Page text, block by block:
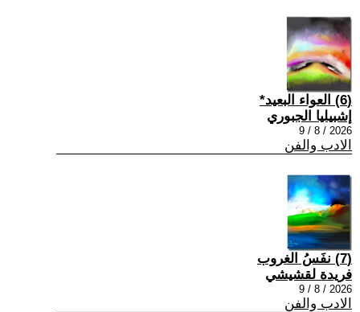
(6) العواء البعيد*
إشبيليا الجبوري
2026 / 8 / 9
الادب والفن
(7) نفَسُ الغروب
فريدة لقشيشي
2026 / 8 / 9
الادب والفن